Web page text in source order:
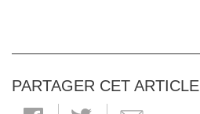
PARTAGER CET ARTICLE